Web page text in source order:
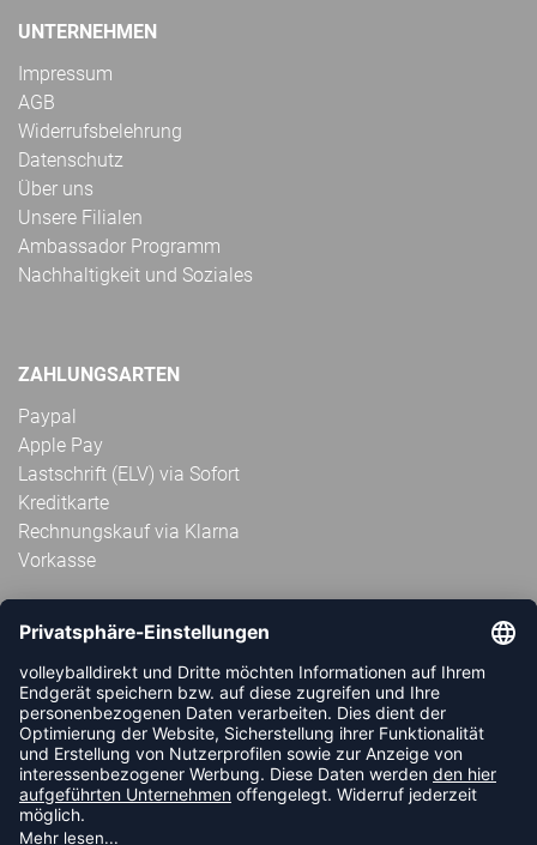
UNTERNEHMEN
Impressum
AGB
Widerrufsbelehrung
Datenschutz
Über uns
Unsere Filialen
Ambassador Programm
Nachhaltigkeit und Soziales
ZAHLUNGSARTEN
Paypal
Apple Pay
Lastschrift (ELV) via Sofort
Kreditkarte
Rechnungskauf via Klarna
Vorkasse
ABONNIERE JETZT DEN KOSTENLOSEN
VOLLEYBALLDIREKT-NEWSLETTER UND VERPASSE KEINE
NEUIGKEIT ODER AKTION MEHR.
JETZT ANMELDEN